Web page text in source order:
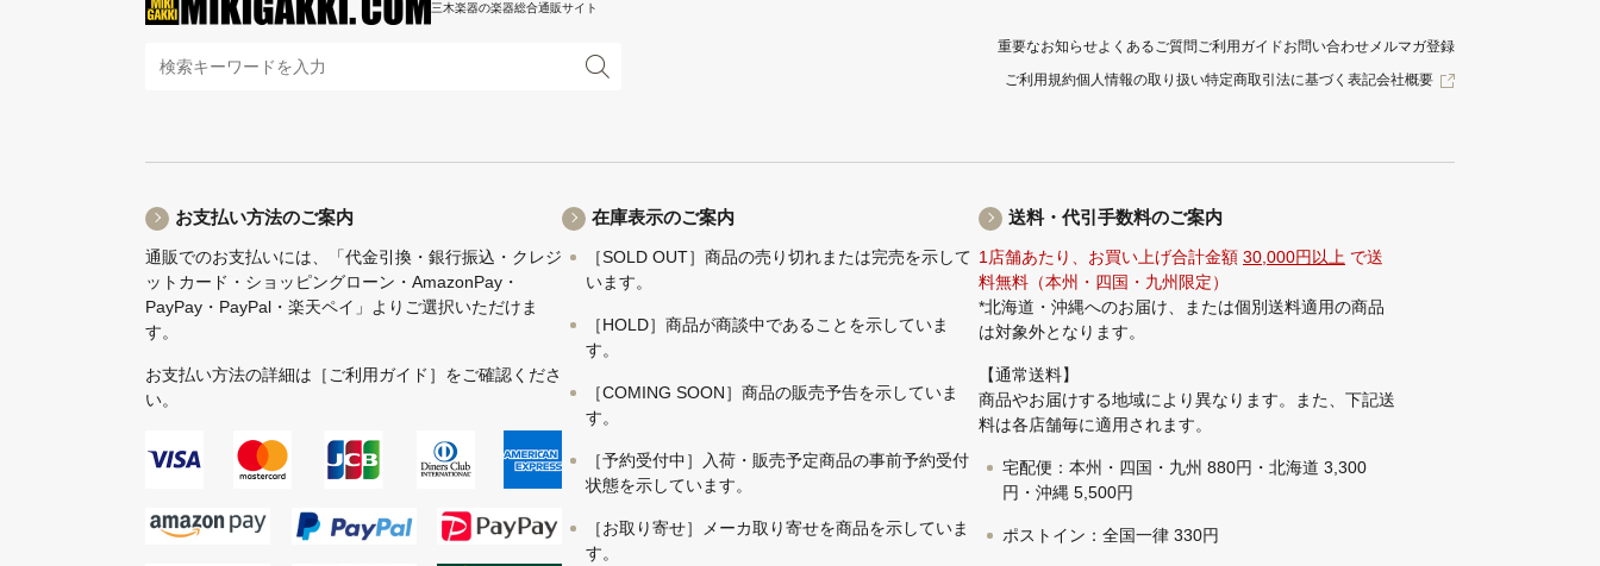
三木楽器の楽器総合通販サイト
重要なお知らせよくあるご質問 ご利用ガイドお問い合わせ メルマガ登録
ご利用規約個人情報の取り扱い特定商取引法に基づく表記会社概要
お支払い方法のご案内
通販でのお支払いには、「代金引換・銀行振込・クレジ
ットカード・ショッピングローン・AmazonPay・
PayPay・PayPal・楽天ペイ」よりご選択いただけま
す。
お支払い方法の詳細は ［ご利用ガイド］ をご確認くださ
い。
在庫表示のご案内
［SOLD OUT］商品の売り切れまたは完売を示して
います。
［HOLD］商品が商談中であることを示していま
す。
［COMING SOON］商品の販売予告を示していま
す。
［予約受付中］入荷・販売予定商品の事前予約受付
状態を示しています。
［お取り寄せ］メーカ取り寄せを商品を示していま
す。
送料・代引手数料のご案内
1店舗あたり、お買い上げ合計金額 30,000円以上 で送
料無料（本州・四国・九州限定）
*北海道・沖縄へのお届け、または個別送料適用の商品
は対象外となります。
【通常送料】
商品やお届けする地域により異なります。また、下記送
料は各店舗毎に適用されます。
宅配便：本州・四国・九州 880円・北海道 3,300
円・沖縄 5,500円
ポストイン：全国一律 330円